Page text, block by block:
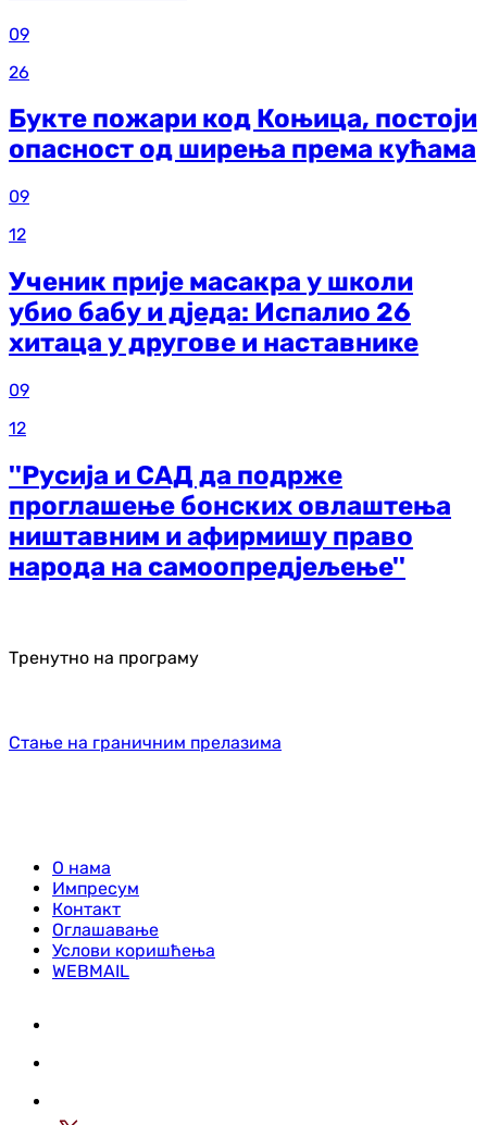
09
26
Букте пожари код Коњица, постоји
опасност од ширења према кућама
09
12
Ученик прије масакра у школи
убио бабу и дједа: Испалио 26
хитаца у другове и наставнике
09
12
''Русија и САД да подрже
проглашење бонских овлаштења
ништавним и афирмишу право
народа на самоопредјељење''
Тренутно на програму
Стање на граничним прелазима
О нама
Импресум
Контакт
Оглашавање
Услови коришћења
WEBMAIL